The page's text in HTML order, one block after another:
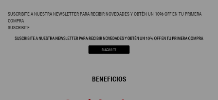
SUSCRIBITE A NUESTRA NEWSLETTER PARA RECIBIR NOVEDADES Y OBTÉN UN 10% OFF EN TU PRIMERA
COMPRA
SUSCRIBITE
BENEFICIOS